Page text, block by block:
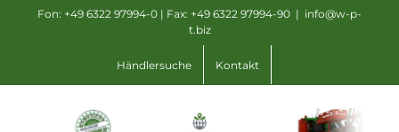
Fon: +49 6322 97994-0 | Fax: +49 6322 97994-90 | info@w-p-
t.biz
Händlersuche Kontakt